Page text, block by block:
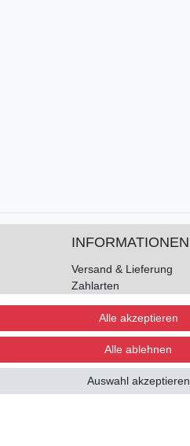
INFORMATIONEN
Versand & Lieferung
Zahlarten
Widerrufsrecht
Widerrufsformular
Datenschutz
Impressum
Alle akzeptieren
Alle ablehnen
Auswahl akzeptieren